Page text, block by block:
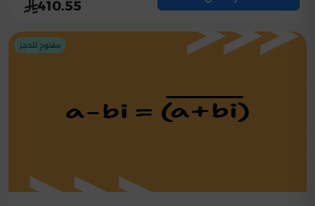
410.55
مفتوح للحجز